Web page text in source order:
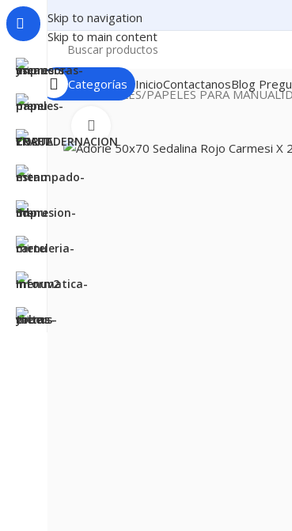
Skip to navigation
Skip to main content
Categorías InicioContactanosBlog
Inicio PAPELES PAPELES PARA